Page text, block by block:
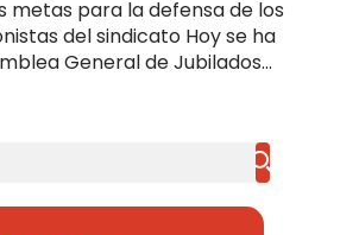
metas para la defensa de los
del sindicato Hoy se ha
General de Jubilados...